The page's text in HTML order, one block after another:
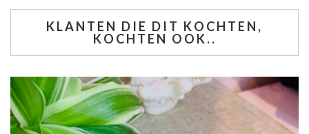
KLANTEN DIE DIT KOCHTEN,
KOCHTEN OOK..